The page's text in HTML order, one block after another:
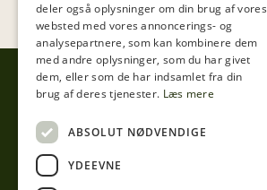
Tibberup Høkeren
Information
deler også oplysninger om din brug af vores
websted med vores annoncerings- og
analysepartnere, som kan kombinere dem
med andre oplysninger, som du har givet
dem, eller som de har indsamlet fra din
brug af deres tjenester. Læs mere
ABSOLUT NØDVENDIGE
YDEEVNE